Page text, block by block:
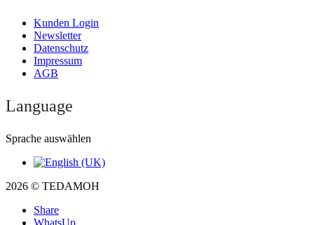
Kunden Login
Newsletter
Datenschutz
Impressum
AGB
Language
Sprache auswählen
2026 © TEDAMOH
Share
WhatsUp